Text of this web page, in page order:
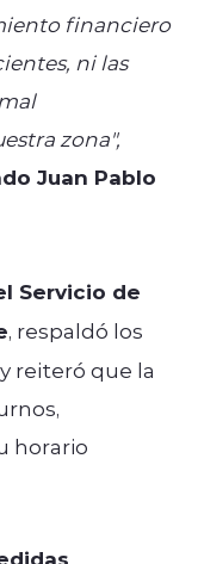
financiero
ni las
zona",
Juan Pablo
Servicio de
, respaldó los
reiteró que la
horario